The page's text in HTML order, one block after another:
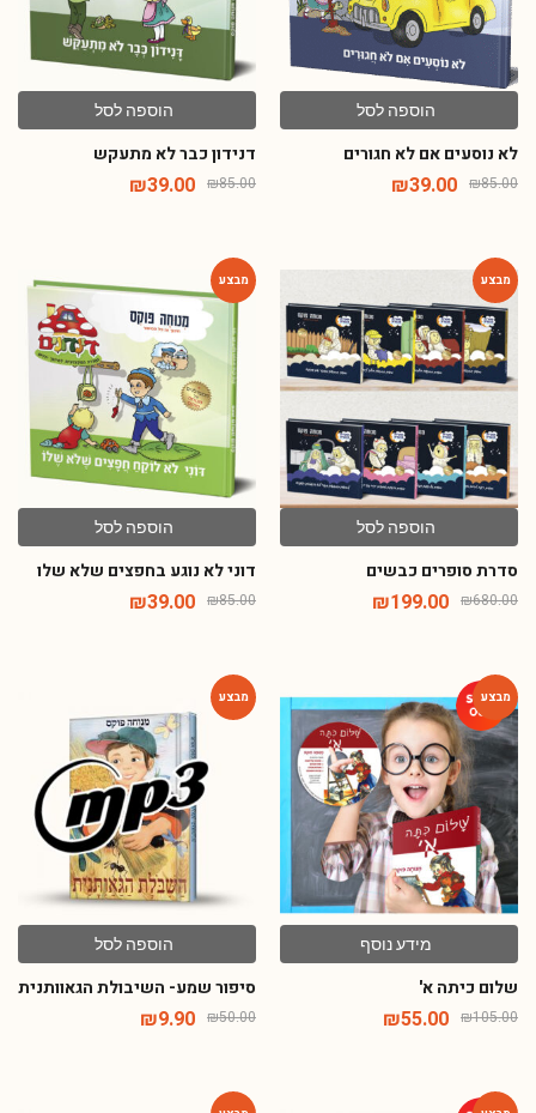
הוספה לסל
לא נוסעים אם לא חגורים
₪85.00
₪39.00
הוספה לסל
דנידון כבר לא מתעקש
₪85.00
₪39.00
-71%
הוספה לסל
סדרת סופרים כבשים
₪680.00
₪199.00
הוספה לסל
דוני לא נוגע בחפצים שלא שלו
₪85.00
₪39.00
-48%
מידע נוסף
שלום כיתה א'
₪105.00
₪55.00
הוספה לסל
סיפור שמע- השיבולת הגאוותנית
₪50.00
₪9.90